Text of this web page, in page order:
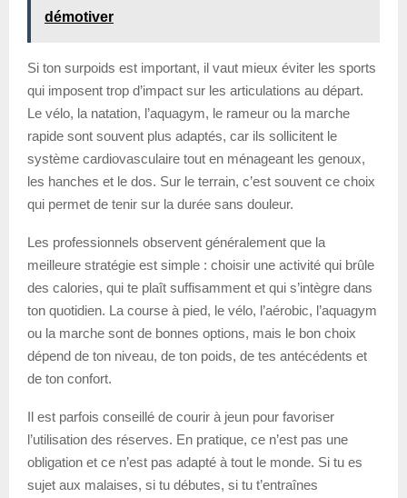
démotiver
Si ton surpoids est important, il vaut mieux éviter les sports
qui imposent trop d’impact sur les articulations au départ.
Le vélo, la natation, l’aquagym, le rameur ou la marche
rapide sont souvent plus adaptés, car ils sollicitent le
système cardiovasculaire tout en ménageant les genoux,
les hanches et le dos. Sur le terrain, c’est souvent ce choix
qui permet de tenir sur la durée sans douleur.
Les professionnels observent généralement que la
meilleure stratégie est simple : choisir une activité qui brûle
des calories, qui te plaît suffisamment et qui s’intègre dans
ton quotidien. La course à pied, le vélo, l’aérobic, l’aquagym
ou la marche sont de bonnes options, mais le bon choix
dépend de ton niveau, de ton poids, de tes antécédents et
de ton confort.
Il est parfois conseillé de courir à jeun pour favoriser
l’utilisation des réserves. En pratique, ce n’est pas une
obligation et ce n’est pas adapté à tout le monde. Si tu es
sujet aux malaises, si tu débutes, si tu t’entraînes